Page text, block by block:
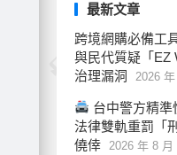
最新文章
跨境網購必備工
與民代質疑「EZ
治理漏洞
2026
台中警方精準
法律雙軌重罰「
僥倖
2026 年 8 月